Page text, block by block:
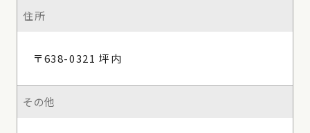
住所
〒638-0321 坪内
その他